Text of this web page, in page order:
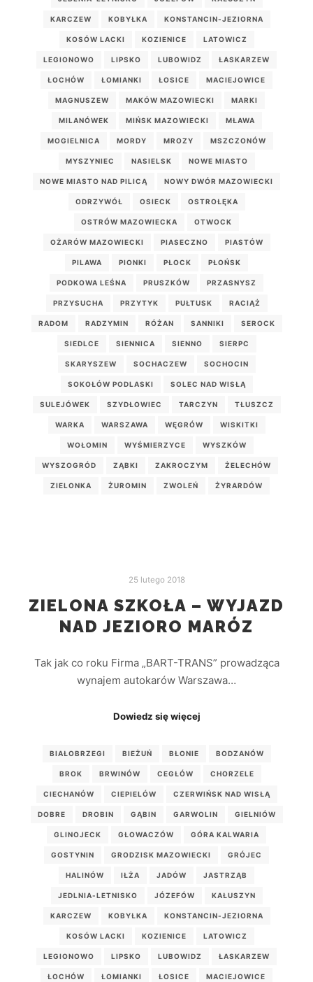
KARCZEW KOBYŁKA KONSTANCIN-JEZIORNA
KOSÓW LACKI KOZIENICE LATOWICZ
LEGIONOWO LIPSKO LUBOWIDZ ŁASKARZEW
ŁOCHÓW ŁOMIANKI ŁOSICE MACIEJOWICE
MAGNUSZEW MAKÓW MAZOWIECKI MARKI
MILANÓWEK MIŃSK MAZOWIECKI MŁAWA
MOGIELNICA MORDY MROZY MSZCZONÓW
MYSZYNIEC NASIELSK NOWE MIASTO
NOWE MIASTO NAD PILICĄ NOWY DWÓR MAZOWIECKI
ODRZYWÓŁ OSIECK OSTROŁĘKA
OSTRÓW MAZOWIECKA OTWOCK
OŻARÓW MAZOWIECKI PIASECZNO PIASTÓW
PILAWA PIONKI PŁOCK PŁOŃSK
PODKOWA LEŚNA PRUSZKÓW PRZASNYSZ
PRZYSUCHA PRZYTYK PUŁTUSK RACIĄŻ
RADOM RADZYMIN RÓŻAN SANNIKI SEROCK
SIEDLCE SIENNICA SIENNO SIERPC
SKARYSZEW SOCHACZEW SOCHOCIN
SOKOŁÓW PODLASKI SOLEC NAD WISŁĄ
SULEJÓWEK SZYDŁOWIEC TARCZYN TŁUSZCZ
WARKA WARSZAWA WĘGRÓW WISKITKI
WOŁOMIN WYŚMIERZYCE WYSZKÓW
WYSZOGRÓD ZĄBKI ZAKROCZYM ŻELECHÓW
ZIELONKA ŻUROMIN ZWOLEŃ ŻYRARDÓW
25 lutego 2018
ZIELONA SZKOŁA – WYJAZD
NAD JEZIORO MARÓZ
Tak jak co roku Firma „BART-TRANS” prowadząca
wynajem autokarów Warszawa…
Dowiedz się więcej
BIAŁOBRZEGI BIEŻUŃ BŁONIE BODZANÓW
BROK BRWINÓW CEGŁÓW CHORZELE
CIECHANÓW CIEPIELÓW CZERWIŃSK NAD WISŁĄ
DOBRE DROBIN GĄBIN GARWOLIN GIELNIÓW
GLINOJECK GŁOWACZÓW GÓRA KALWARIA
GOSTYNIN GRODZISK MAZOWIECKI GRÓJEC
HALINÓW IŁŻA JADÓW JASTRZĄB
JEDLNIA-LETNISKO JÓZEFÓW KAŁUSZYN
KARCZEW KOBYŁKA KONSTANCIN-JEZIORNA
KOSÓW LACKI KOZIENICE LATOWICZ
LEGIONOWO LIPSKO LUBOWIDZ ŁASKARZEW
ŁOCHÓW ŁOMIANKI ŁOSICE MACIEJOWICE